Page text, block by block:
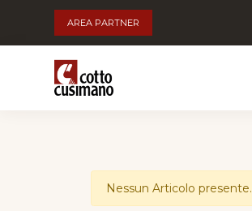
AREA PARTNER
Nessun Articolo presente.